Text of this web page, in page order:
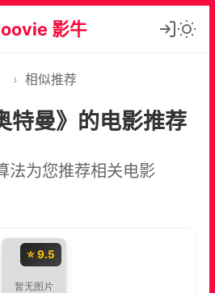
影牛
› 相似推荐
特曼》的电影推荐
法为您推荐相关电影
⭐ 9.5